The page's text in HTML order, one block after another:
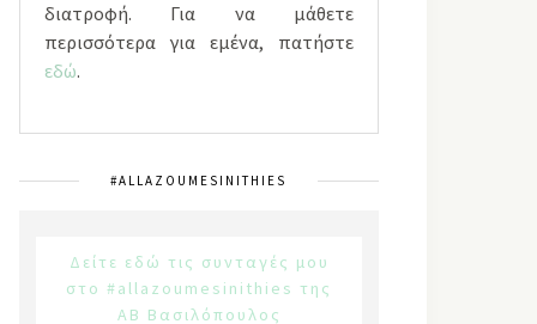
διατροφή. Για να μάθετε
περισσότερα για εμένα, πατήστε
εδώ.
#ALLAZOUMESINITHIES
Δείτε εδώ τις συνταγές μου
στο #allazoumesinithies της
ΑΒ Βασιλόπουλος